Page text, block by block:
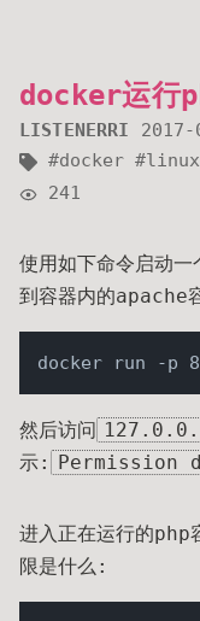
docker运行
LISTENERRI
2017-
docker
linux
241
使用如下命令启动
到容器内的apache
然后访问
示: Permission
进入正在运行的php
限是什么: